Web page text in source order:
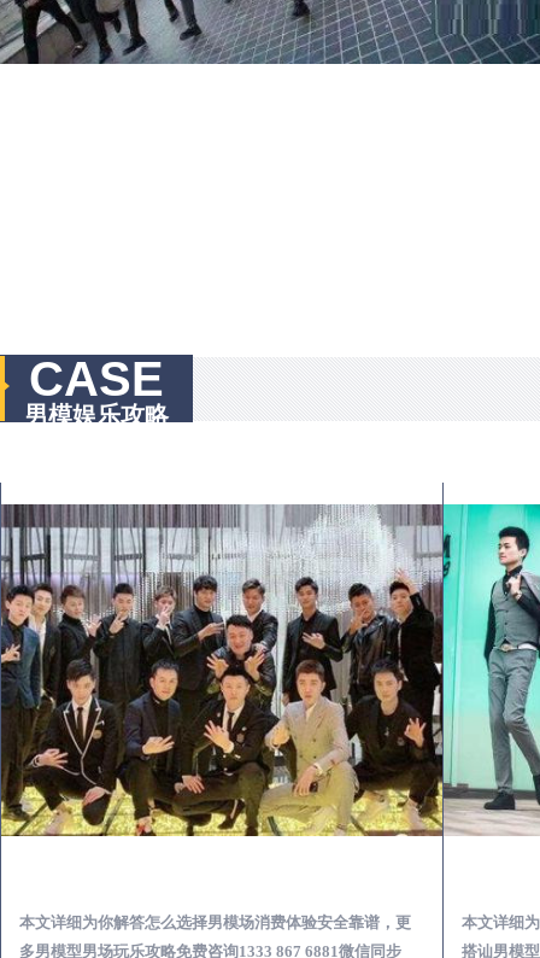
CASE
男模娱乐攻略
本文详细为你解答怎么选择男模场消费体验安全靠谱，更
多男模型男场玩乐攻略免费咨询1333 867 6881微信同步
本文详细
搭讪男模